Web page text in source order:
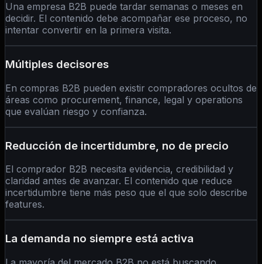
Una empresa B2B puede tardar semanas o meses en
decidir. El contenido debe acompañar ese proceso, no
intentar convertir en la primera visita.
Múltiples decisores
En compras B2B pueden existir compradores ocultos de
áreas como procurement, finance, legal y operations
que evalúan riesgo y confianza.
Reducción de incertidumbre, no de precio
El comprador B2B necesita evidencia, credibilidad y
claridad antes de avanzar. El contenido que reduce
incertidumbre tiene más peso que el que solo describe
features.
La demanda no siempre está activa